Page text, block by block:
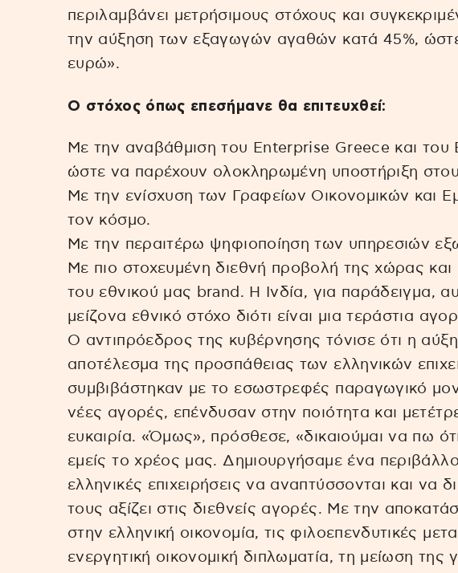
περιλαμβάνει μετρήσιμους στόχους και
την αύξηση των εξαγωγών αγαθών κατά 45%,
ευρώ».
Ο στόχος όπως επεσήμανε θα επιτευχθεί:
Με την αναβάθμιση του Enterprise Greece και
ώστε να παρέχουν ολοκληρωμένη υποστήριξη
Με την ενίσχυση των Γραφείων Οικονομικών και
τον κόσμο.
Με την περαιτέρω ψηφιοποίηση των υπηρεσιών
Με πιο στοχευμένη διεθνή προβολή της χώρας
του εθνικού μας brand. Η Ινδία, για παράδειγμα,
μείζονα εθνικό στόχο διότι είναι μια τεράστια
Ο αντιπρόεδρος της κυβέρνησης τόνισε ότι η
αποτέλεσμα της προσπάθειας των ελληνικών
συμβιβάστηκαν με το εσωστρεφές παραγωγικό
νέες αγορές, επένδυσαν στην ποιότητα και
ευκαιρία. «Όμως», πρόσθεσε, «δικαιούμαι να πω
εμείς το χρέος μας. Δημιουργήσαμε ένα
ελληνικές επιχειρήσεις να αναπτύσσονται και να
τους αξίζει στις διεθνείς αγορές. Με την
στην ελληνική οικονομία, τις φιλοεπενδυτικές
ενεργητική οικονομική διπλωματία, τη μείωση της